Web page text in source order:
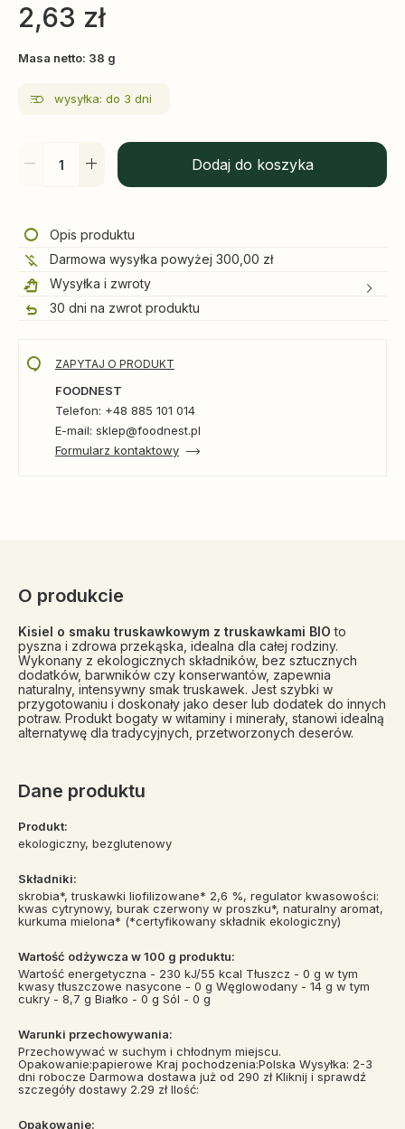
2,63 zł
Masa netto: 38 g
wysyłka: do 3 dni
Dodaj do koszyka
Opis produktu
Darmowa wysyłka powyżej 300,00 zł
Wysyłka i zwroty
30 dni na zwrot produktu
ZAPYTAJ O PRODUKT
FOODNEST
Telefon: +48 885 101 014
E-mail: sklep@foodnest.pl
Formularz kontaktowy
O produkcie
Kisiel o smaku truskawkowym z truskawkami BIO to
pyszna i zdrowa przekąska, idealna dla całej rodziny.
Wykonany z ekologicznych składników, bez sztucznych
dodatków, barwników czy konserwantów, zapewnia
naturalny, intensywny smak truskawek. Jest szybki w
przygotowaniu i doskonały jako deser lub dodatek do innych
potraw. Produkt bogaty w witaminy i minerały, stanowi idealną
alternatywę dla tradycyjnych, przetworzonych deserów.
Dane produktu
Produkt:
ekologiczny, bezglutenowy
Składniki:
skrobia*, truskawki liofilizowane* 2,6 %, regulator kwasowości:
kwas cytrynowy, burak czerwony w proszku*, naturalny aromat,
kurkuma mielona* (*certyfikowany składnik ekologiczny)
Wartość odżywcza w 100 g produktu:
Wartość energetyczna - 230 kJ/55 kcal Tłuszcz - 0 g w tym
kwasy tłuszczowe nasycone - 0 g Węglowodany - 14 g w tym
cukry - 8,7 g Białko - 0 g Sól - 0 g
Warunki przechowywania:
Przechowywać w suchym i chłodnym miejscu.
Opakowanie:papierowe Kraj pochodzenia:Polska Wysyłka: 2-3
dni robocze Darmowa dostawa już od 290 zł Kliknij i sprawdź
szczegóły dostawy 2.29 zł Ilość:
Opakowanie: